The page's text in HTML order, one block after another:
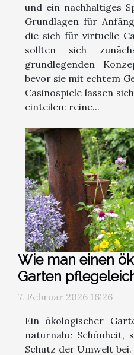
und ein nachhaltiges
Grundlagen für
die sich für virtuelle
sollten sich
grundlegenden
bevor sie mit echtem
Casinospiele lassen
einteilen: reine...
Wie man einen
Garten
7. Februar 2026 16:26
Ein ökologischer
naturnahe Schönheit,
Schutz der Umwelt